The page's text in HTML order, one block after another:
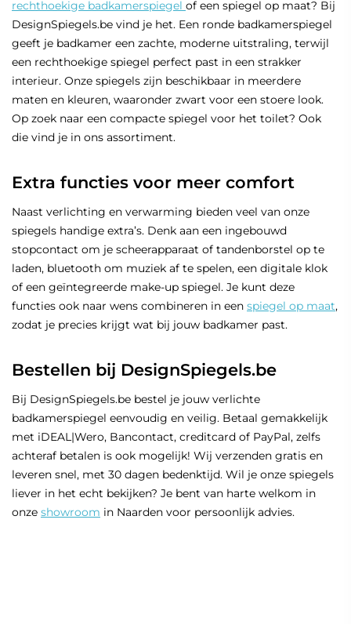
rechthoekige badkamerspiegel of een spiegel op maat? Bij
DesignSpiegels.be vind je het. Een ronde badkamerspiegel
geeft je badkamer een zachte, moderne uitstraling, terwijl
een rechthoekige spiegel perfect past in een strakker
interieur. Onze spiegels zijn beschikbaar in meerdere
maten en kleuren, waaronder zwart voor een stoere look.
Op zoek naar een compacte spiegel voor het toilet? Ook
die vind je in ons assortiment.
Extra functies voor meer comfort
Naast verlichting en verwarming bieden veel van onze
spiegels handige extra’s. Denk aan een ingebouwd
stopcontact om je scheerapparaat of tandenborstel op te
laden, bluetooth om muziek af te spelen, een digitale klok
of een geïntegreerde make-up spiegel. Je kunt deze
functies ook naar wens combineren in een spiegel op maat,
zodat je precies krijgt wat bij jouw badkamer past.
Bestellen bij DesignSpiegels.be
Bij DesignSpiegels.be bestel je jouw verlichte
badkamerspiegel eenvoudig en veilig. Betaal gemakkelijk
met iDEAL|Wero, Bancontact, creditcard of PayPal, zelfs
achteraf betalen is ook mogelijk! Wij verzenden gratis en
leveren snel, met 30 dagen bedenktijd. Wil je onze spiegels
liever in het echt bekijken? Je bent van harte welkom in
onze showroom in Naarden voor persoonlijk advies.